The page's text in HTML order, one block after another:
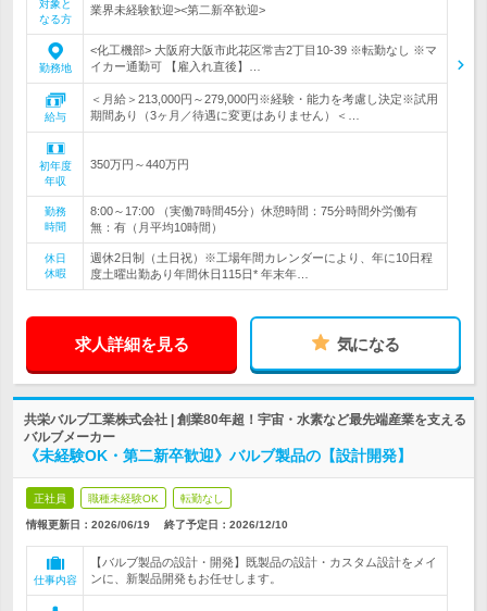
対象と
なる方
業界未経験歓迎><第二新卒歓迎>
勤務地
<化工機部> 大阪府大阪市此花区常吉2丁目10-39 ※転勤なし ※マ
イカー通勤可 【雇入れ直後】…
給与
＜月給＞213,000円～279,000円※経験・能力を考慮し決定※試用
期間あり（3ヶ月／待遇に変更はありません）＜…
初年度
年収
350万円～440万円
勤務
時間
8:00～17:00 （実働7時間45分）休憩時間：75分時間外労働有
無：有（月平均10時間）
休日
休暇
週休2日制（土日祝）※工場年間カレンダーにより、年に10日程
度土曜出勤あり年間休日115日* 年末年…
求人詳細を見る 気になる
共栄バルブ工業株式会社 | 創業80年超！宇宙・水素など最先端産業を支える
バルブメーカー
《未経験OK・第二新卒歓迎》バルブ製品の【設計開発】
正社員 職種未経験OK 転勤なし
情報更新日：2026/06/19 終了予定日： 2026/12/10
仕事内容
【バルブ製品の設計・開発】既製品の設計・カスタム設計をメイ
ンに、新製品開発もお任せします。